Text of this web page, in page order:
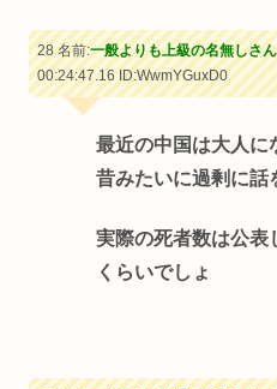
28 名前:一般よりも上級の名無しさん
00:24:47.16ID:WwmYGuxD0
最近の中国は大人に
昔みたいに過剰に話
実際の死者数は公表
くらいでしょ